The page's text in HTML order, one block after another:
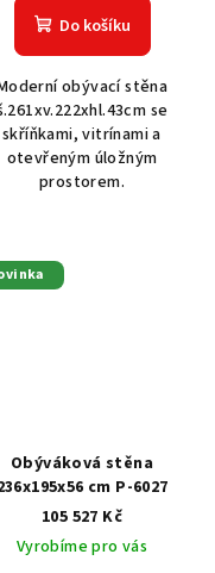
Do košíku
obývací stěna
se
skříňkami, vitrínami a
otevřeným úložným
prostorem.
BT1551
Dub světlý
Obýváková stěna
cm P-6027
105 527 Kč
Vyrobíme pro vás